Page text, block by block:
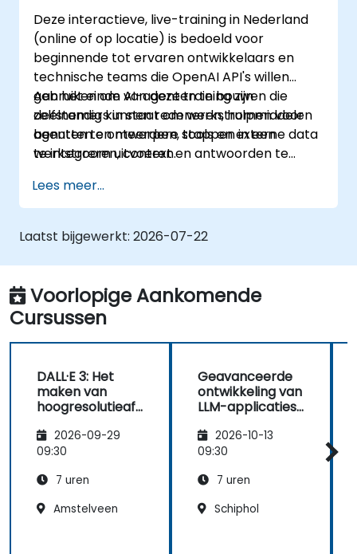
Deze interactieve, live-training in Nederland
(online of op locatie) is bedoeld voor
beginnende tot ervaren ontwikkelaars en
technische teams die OpenAI API's willen
gebruiken om AI-agenten te bouwen die
zelfstandig kunnen redeneren, hulpmiddelen
benutten en meerdere stappen in een
werkstroom uitvoeren.
Aan het einde van deze training zijn
deelnemers in staat om werkstromen voor
agenten te ontwerpen, tools en externe data
te integreren, context en antwoorden te
zakelijke scenario’s.
Lees meer...
Laatst bijgewerkt: 2026-07-22
Voorlopige Aankomende
Cursussen
DALL·E 3: Het
maken van
hoogresolutieaf
behulp van AI
2026-09-29
09:30
7 uren
Amstelveen
Geavanceerde
ontwikkeling van
LLM-applicaties
2026-10-13
09:30
7 uren
Schiphol